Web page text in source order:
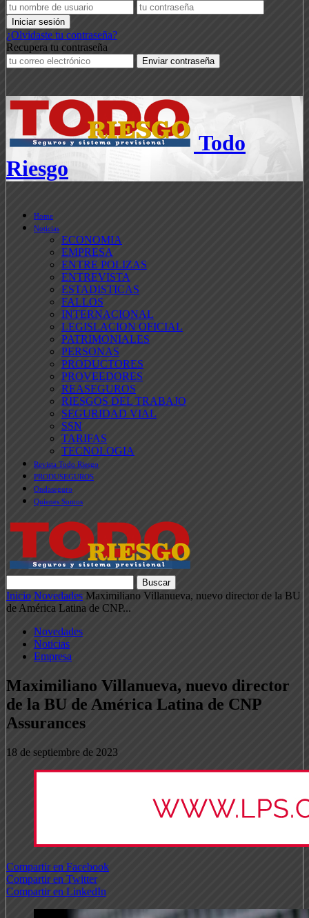
¿Olvidaste tu contraseña?
Recupera tu contraseña
Todo
Riesgo
Home
Noticias
ECONOMIA
EMPRESA
ENTRE POLIZAS
ENTREVISTA
ESTADISTICAS
FALLOS
INTERNACIONAL
LEGISLACION OFICIAL
PATRIMONIALES
PERSONAS
PRODUCTORES
PROVEEDORES
REASEGUROS
RIESGOS DEL TRABAJO
SEGURIDAD VIAL
SSN
TARIFAS
TECNOLOGIA
Revista Todo Riesgo
PRODUSEGUROS
Ondaseguro
Quienes Somos
Inicio Novedades Maximiliano Villanueva, nuevo director de la BU
de América Latina de CNP...
Novedades
Noticias
Empresa
Maximiliano Villanueva, nuevo director
de la BU de América Latina de CNP
Assurances
18 de septiembre de 2023
Compartir en Facebook
Compartir en Twitter
Compartir en LinkedIn